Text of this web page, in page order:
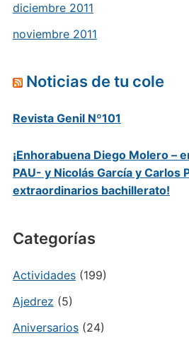
diciembre 2011
noviembre 2011
Noticias de tu cole
Revista Genil Nº101
¡Enhorabuena Diego Molero –
PAU- y Nicolás García y Carlos
extraordinarios bachillerato!
Categorías
Actividades(199)
Ajedrez (5)
Aniversarios(24)